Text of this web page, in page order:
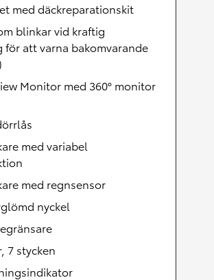
med däckreparationskit
blinkar vid kraftig
för att varna bakomvarande
Monitor med 360° monitor
med variabel
med regnsensor
nyckel
7 stycken